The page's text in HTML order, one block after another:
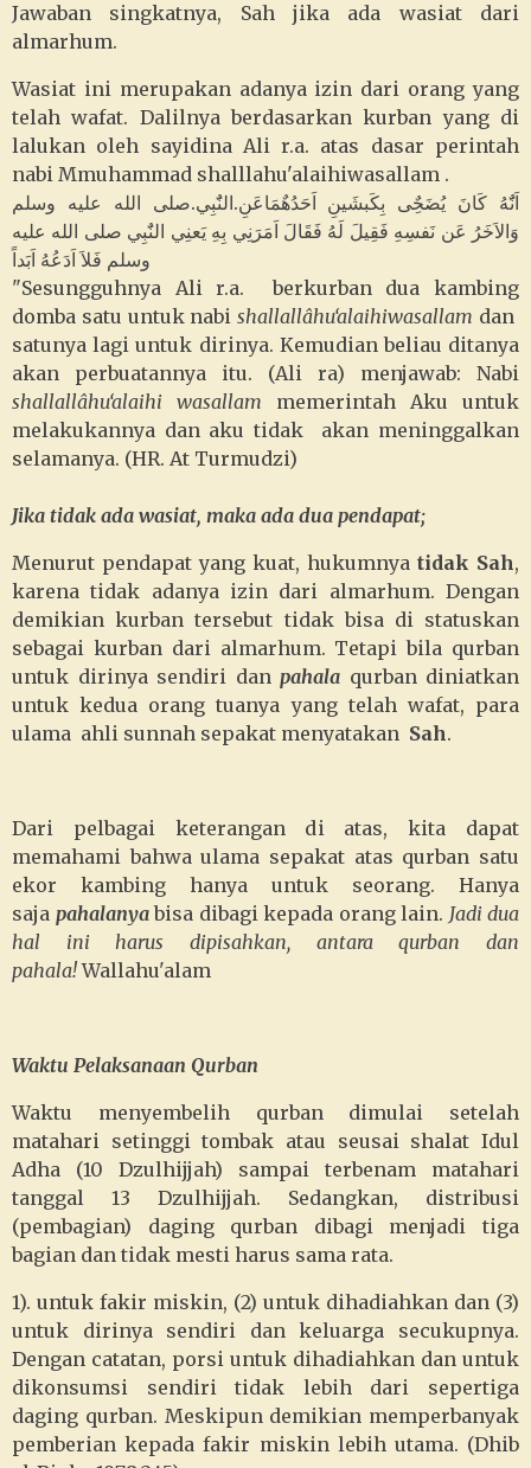
Jawaban singkatnya, Sah jika ada wasiat dari
almarhum.
Wasiat ini merupakan adanya izin dari orang yang
telah wafat. Dalilnya berdasarkan kurban yang di
lalukan oleh sayidina Ali r.a. atas dasar perintah
nabi Mmuhammad shalllahu'alaihiwasallam .
اَنٌَهُ كَانَ يُضَحٌِى بِكَبشَينِ اَحَدُهٌمَاعَنِ.النٌَبِي.صلى الله عليه وسلم
وَالاَخَرُ عَن نَفسِهِ فَقِيلَ لَهُ فَقَالَ اَمَرَنِي بِهِ يَعنِي النٌَبِي صلى الله عليه
وسلم فَلاَ اَدَعُهُ اَبَداً
"Sesungguhnya Ali r.a. berkurban dua kambing
domba satu untuk nabishallallâhu‘alaihiwasallam dan
satunya lagi untuk dirinya. Kemudian beliau ditanya
akan perbuatannya itu. (Ali ra) menjawab: Nabi
shallallâhu‘alaihi wasallam memerintah Aku untuk
melakukannya dan aku tidak akan meninggalkan
selamanya. (HR. At Turmudzi)
Jika tidak ada wasiat, maka ada dua pendapat;
Menurut pendapat yang kuat, hukumnya tidak Sah,
karena tidak adanya izin dari almarhum. Dengan
demikian kurban tersebut tidak bisa di statuskan
sebagai kurban dari almarhum. Tetapi bila qurban
untuk dirinya sendiri dan pahala qurban diniatkan
untuk kedua orang tuanya yang telah wafat, para
ulama ahli sunnah sepakat menyatakan Sah.
Dari pelbagai keterangan di atas, kita dapat
memahami bahwa ulama sepakat atas qurban satu
ekor kambing hanya untuk seorang. Hanya
saja pahalanya bisa dibagi kepada orang lain. Jadi dua
hal ini harus dipisahkan, antara qurban dan
pahala!Wallahu'alam
Waktu Pelaksanaan Qurban
Waktu menyembelih qurban dimulai setelah
matahari setinggi tombak atau seusai shalat Idul
Adha (10 Dzulhijjah) sampai terbenam matahari
tanggal 13 Dzulhijjah. Sedangkan, distribusi
(pembagian) daging qurban dibagi menjadi tiga
bagian dan tidak mesti harus sama rata.
1). untuk fakir miskin, (2) untuk dihadiahkan dan (3)
untuk dirinya sendiri dan keluarga secukupnya.
Dengan catatan, porsi untuk dihadiahkan dan untuk
dikonsumsi sendiri tidak lebih dari sepertiga
daging qurban. Meskipun demikian memperbanyak
pemberian kepada fakir miskin lebih utama. (Dhib